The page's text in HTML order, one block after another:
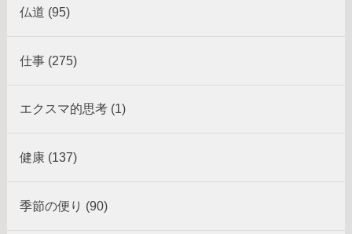
仏道 (95)
仕事 (275)
エクスマ的思考 (1)
健康 (137)
季節の便り (90)